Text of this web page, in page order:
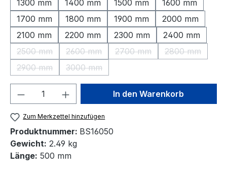
1300 mm 1400 mm 1500 mm
1600 mm
1700 mm
1800 mm 1900 mm
2000 mm
2100 mm
2200 mm 2300 mm
2400 mm
2500 mm
(Diese Option ist zurzeit nicht verfügbar.)
2600 mm
(Diese Option ist zurzeit nicht verfügbar.)
2700 mm
(Diese Option ist zurzeit
2800 mm
(Diese
2900 mm
(Diese Option ist zurzeit nicht verfügbar.)
3000 mm
(Diese Option ist zurzeit nicht verfügbar.)
Produkt Anzahl: Gib denIn den Warenkorb
Zum Merkzettel hinzufügen
Produktnummer: BS16050
Gewicht: 2.49 kg
Länge: 500 mm